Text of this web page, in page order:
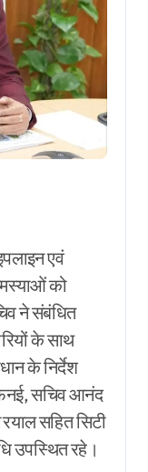
एवं
को
ने संबंधित
के साथ
के निर्देश
सचिव आनंद
सहित सिटी
उपस्थित रहे।